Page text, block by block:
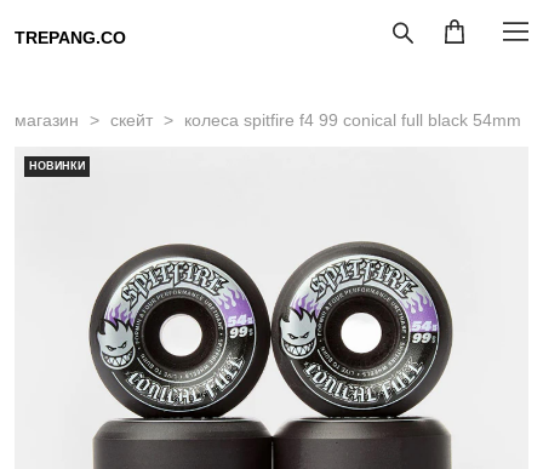
TREPANG.CO
магазин > скейт > колеса spitfire f4 99 conical full black 54mm
НОВИНКИ